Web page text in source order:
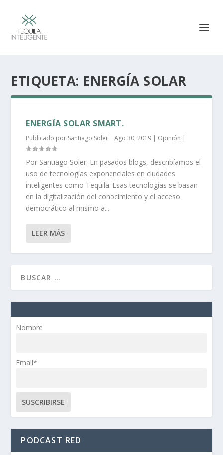
ETIQUETA: ENERGÍA SOLAR
ENERGÍA SOLAR SMART.
Publicado por Santiago Soler |Ago 30, 2019 | Opinión |
Por Santiago Soler. En pasados blogs, describíamos el
uso de tecnologías exponenciales en ciudades
inteligentes como Tequila. Esas tecnologías se basan
en la digitalización del conocimiento y el acceso
democrático al mismo a...
LEER MÁS
Nombre
Email*
PODCAST RED